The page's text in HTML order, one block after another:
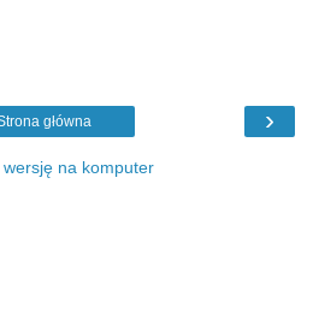
›
główna
wersję na komputer